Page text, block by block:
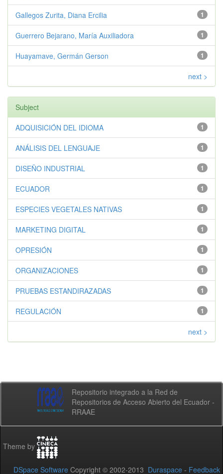
1
Gallegos Zurita, Diana Ercilia
1
Guerrero Bejarano, María Auxiliadora
1
Huayamave, Germán Gerson
next >
Subject
1
ADQUISICIÓN DEL IDIOMA
1
ANÁLISIS DEL LENGUAJE
1
DISEÑO INDUSTRIAL
1
ECUADOR
1
ESPECIES VEGETALES NATIVAS
1
MARKETING DIGITAL
1
OPRESIÓN
1
ORGANIZACIONES
1
PRUEBAS ESTANDIRAZADAS
1
REGULACIÓN
next >
Repositorio integrado a la Red de
Repositorios de Acceso Abierto del Ecuador -
RRAAE
Theme by
DSpace Software Copyright © 2002-2013 Duraspace - Feedback